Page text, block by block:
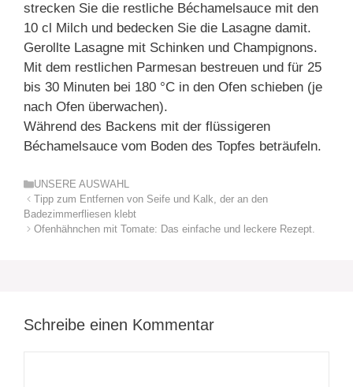
strecken Sie die restliche Béchamelsauce mit den
10 cl Milch und bedecken Sie die Lasagne damit.
Gerollte Lasagne mit Schinken und Champignons.
Mit dem restlichen Parmesan bestreuen und für 25
bis 30 Minuten bei 180 °C in den Ofen schieben (je
nach Ofen überwachen).
Während des Backens mit der flüssigeren
Béchamelsauce vom Boden des Topfes beträufeln.
Kategorien
UNSERE AUSWAHL
Tipp zum Entfernen von Seife und Kalk, der an den
Badezimmerfliesen klebt
Ofenhähnchen mit Tomate: Das einfache und leckere Rezept.
Schreibe einen Kommentar